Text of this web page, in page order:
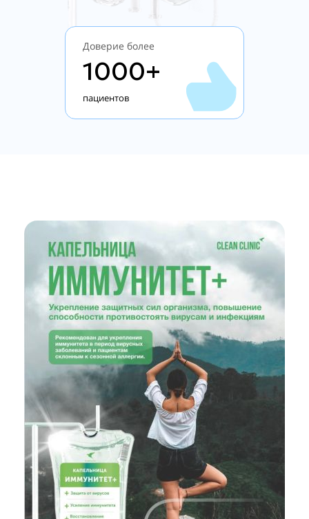
Доверие более
1000+
пациентов